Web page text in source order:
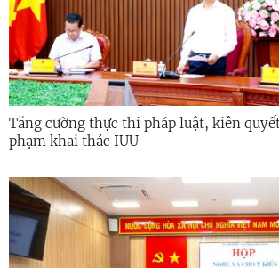
Tăng cường thực thi pháp luật, kiên
phạm khai thác IUU